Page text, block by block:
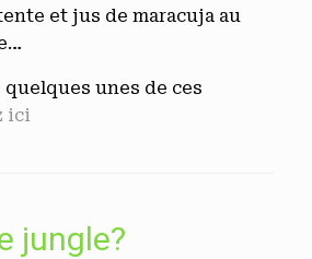
et jus de maracuja au
quelques unes de ces
ici
jungle?